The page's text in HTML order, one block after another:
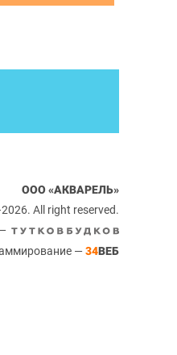
ООО «АКВАРЕЛЬ»
All right reserved.
— 34ВЕБ